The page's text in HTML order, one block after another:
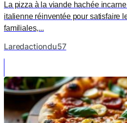
La pizza à la viande hachée
italienne réinventée pour satisfaire
familiales,...
Laredactiondu57